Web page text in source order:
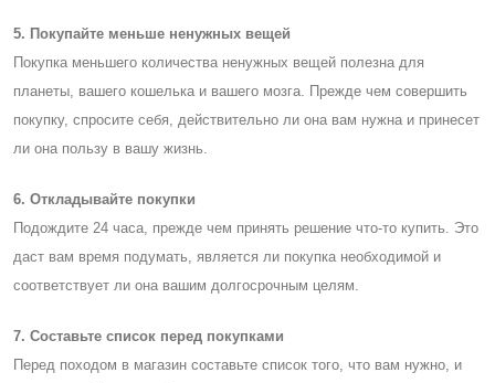
5. Покупайте меньше ненужных вещей
Покупка меньшего количества ненужных вещей полезна для
планеты, вашего кошелька и вашего мозга. Прежде чем совершить
покупку, спросите себя, действительно ли она вам нужна и принесет
ли она пользу в вашу жизнь.
6. Откладывайте покупки
Подождите 24 часа, прежде чем принять решение что-то купить. Это
даст вам время подумать, является ли покупка необходимой и
соответствует ли она вашим долгосрочным целям.
7. Cоставьте список перед покупками
Перед походом в магазин составьте список того, что вам нужно, и